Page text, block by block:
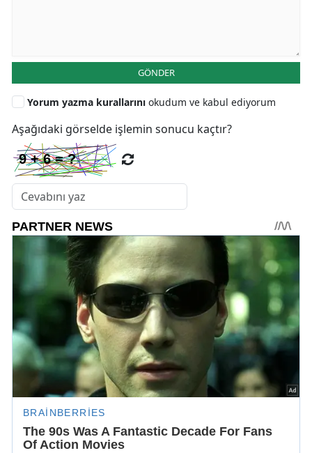
GÖNDER
Yorum yazma kurallarını okudum ve kabul ediyorum
Aşağıdaki görselde işlemin sonucu kaçtır?